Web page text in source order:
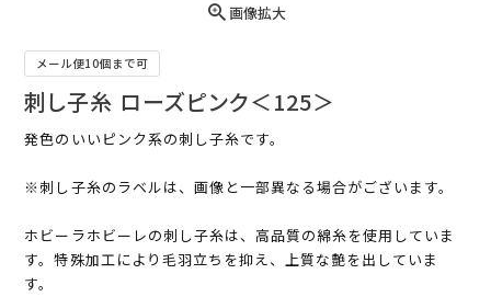
画像拡大
メール便10個まで可
刺し子糸 ローズピンク＜125＞
発色のいいピンク系の刺し子糸です。
※刺し子糸のラベルは、画像と一部異なる場合がございます。
ホビーラホビーレの刺し子糸は、高品質の綿糸を使用していま
す。特殊加工により毛羽立ちを抑え、上質な艶を出していま
す。